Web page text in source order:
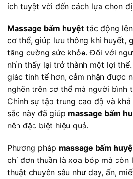
ích tuyệt vời đến cách lựa chọn
Massage bấm huyệt tác động
cơ thể, giúp lưu thông khí huyết,
tăng cường sức khỏe. Đối với
nhìn thấy lại trở thành một lợi
giác tinh tế hơn, cảm nhận được
nghẽn trên cơ thể mà người bình
Chính sự tập trung cao độ và khả
sắc này đã giúp massage bấm
nên đặc biệt hiệu quả.
Phương pháp massage bấm
chỉ đơn thuần là xoa bóp mà còn
thuật chuyên sâu như day, ấn,